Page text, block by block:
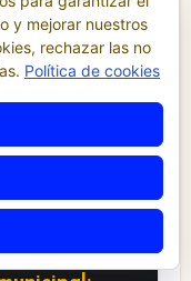
su
y mejorar nuestros
rechazar las no
Política de cookies